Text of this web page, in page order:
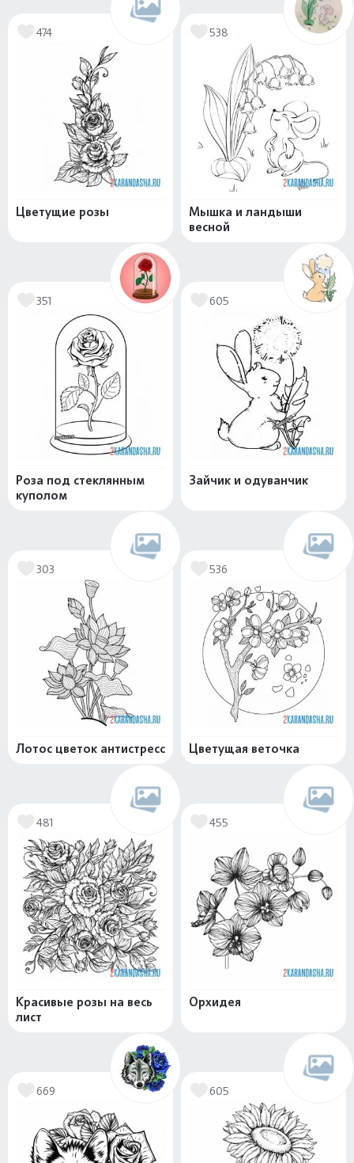
474
Цветущие розы
538
Мышка и ландыши
весной
351
Роза под стеклянным
куполом
605
Зайчик и одуванчик
303
Лотос цветок антистресс
536
Цветущая веточка
481
Красивые розы на весь
лист
455
Орхидея
669 605